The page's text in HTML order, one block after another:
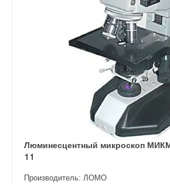
Люминесцентный микроскоп
11
Производитель: ЛОМО